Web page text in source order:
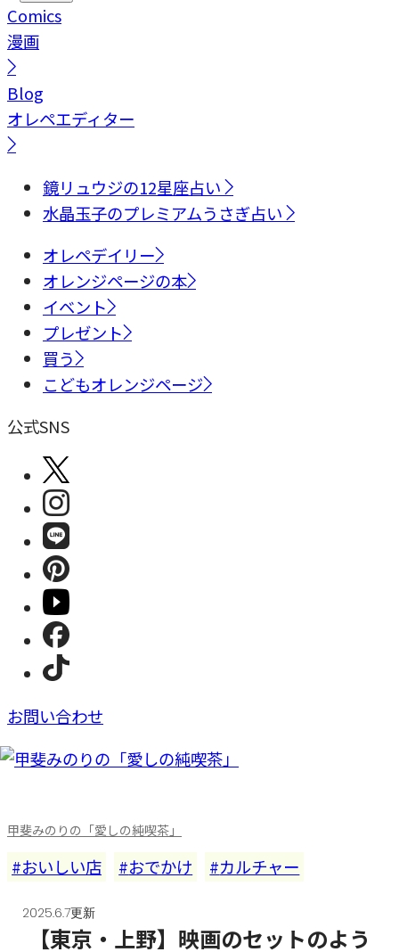
Comics
漫画
Blog
オレペエディター
鏡リュウジの12星座占い
水晶玉子のプレミアムうさぎ占い
オレペデイリー
オレンジページの本
イベント
プレゼント
買う
こどもオレンジページ
公式SNS
お問い合わせ
甲斐みのりの「愛しの純喫茶」
おいしい店 おでかけ カルチャー
2025.6.7更新
【東京・上野】映画のセットのよう